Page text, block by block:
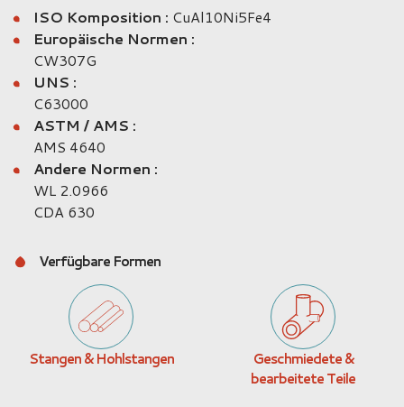
ISO Komposition : CuAl10Ni5Fe4
Europäische Normen :
CW307G
UNS :
C63000
ASTM / AMS :
AMS 4640
Andere Normen :
WL 2.0966
CDA 630
Verfügbare Formen
Stangen & Hohlstangen
Geschmiedete &
bearbeitete Teile